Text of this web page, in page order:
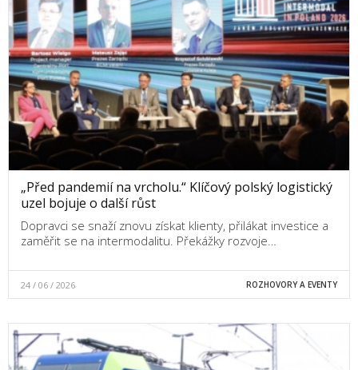
„Před pandemií na vrcholu.“ Klíčový polský logistický
uzel bojuje o další růst
Dopravci se snaží znovu získat klienty, přilákat investice a
zaměřit se na intermodalitu. Překážky rozvoje…
24 / 06 / 2026 ROZHOVORY A EVENTY